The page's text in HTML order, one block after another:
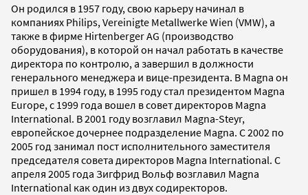
Он родился в 1957 году, свою карьеру начинал в
компаниях Philips, Vereinigte Metallwerke Wien (VMW), а
также в фирме Hirtenberger AG (производство
оборудования), в которой он начал работать в качестве
директора по контролю, а завершил в должности
генерального менеджера и вице-президента. В Magna он
пришел в 1994 году, в 1995 году стал президентом Magna
Europe, с 1999 года вошел в совет директоров Magna
International. В 2001 году возглавил Magna-Steyr,
европейское дочернее подразделение Magna. С 2002 по
2005 год занимал пост исполнительного заместителя
председателя совета директоров Magna International. С
апреля 2005 года Зигфрид Вольф возглавил Magna
International как один из двух содиректоров.